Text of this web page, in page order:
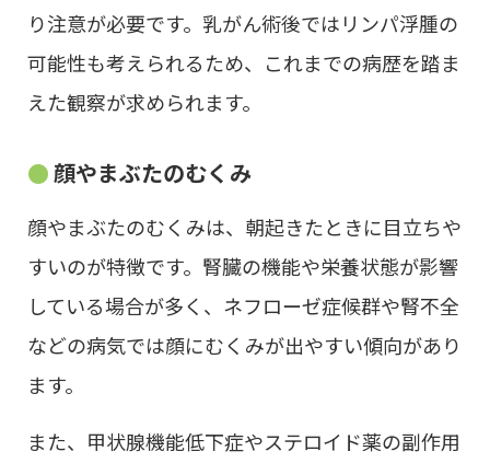
り注意が必要です。乳がん術後ではリンパ浮腫の
可能性も考えられるため、これまでの病歴を踏ま
えた観察が求められます。
顔やまぶたのむくみ
顔やまぶたのむくみは、朝起きたときに目立ちや
すいのが特徴です。腎臓の機能や栄養状態が影響
している場合が多く、ネフローゼ症候群や腎不全
などの病気では顔にむくみが出やすい傾向があり
ます。
また、甲状腺機能低下症やステロイド薬の副作用